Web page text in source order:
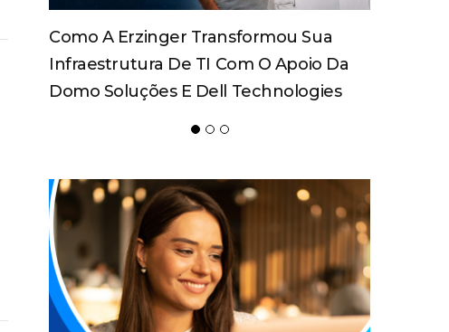
Febratex Amplia Alcance Nacional,
Atrai Novos Públicos E Impulsiona
Têxtil Nas Américas